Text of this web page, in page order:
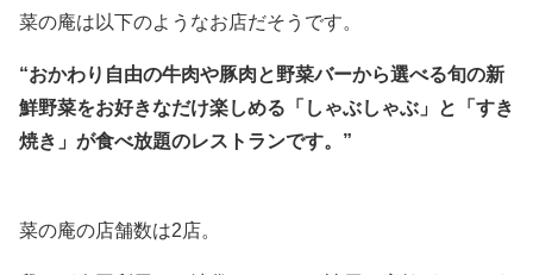
菜の庵は以下のようなお店だそうです。
“おかわり自由の牛肉や豚肉と野菜バーから選べる旬の新
鮮野菜をお好きなだけ楽しめる「しゃぶしゃぶ」と「すき
焼き」が食べ放題のレストランです。”
菜の庵の店舗数は2店。